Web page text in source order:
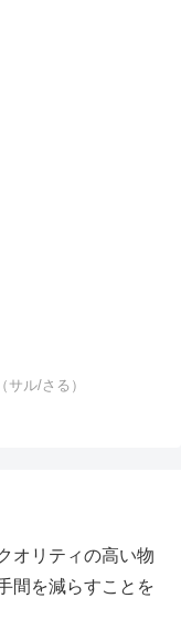
サル/さる）
オリティの高い物
間を減らすことを